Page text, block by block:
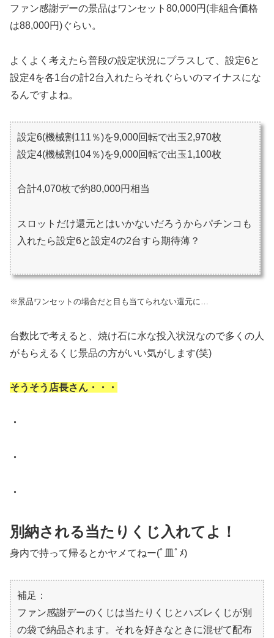
ファン感謝デーの景品はワンセット80,000円(非組合価格
は88,000円)ぐらい。
よくよく考えたら普段の設定状況にプラスして、設定6と
設定4を各1台の計2台入れたらそれぐらいのマイナスにな
るんですよね。
設定6(機械割111％)を9,000回転で出玉2,970枚
設定4(機械割104％)を9,000回転で出玉1,100枚
合計4,070枚で約80,000円相当
スロットだけ還元とはいかないだろうからパチンコも
入れたら設定6と設定4の2台すら期待薄？
※景品ワンセットの場合だと目も当てられない還元に…
台数比で考えると、焼け石に水な投入状況なので多くの人
がもらえるくじ景品の方がいい気がします(笑)
そうそう店長さん・・・
・
・
・
別納される当たりくじ入れてよ！
身内で持って帰るとかヤメてねー(ﾟ皿ﾟﾒ)
補足：
ファン感謝デーのくじは当たりくじとハズレくじが別
の袋で納品されます。それを好きなときに混ぜて配布